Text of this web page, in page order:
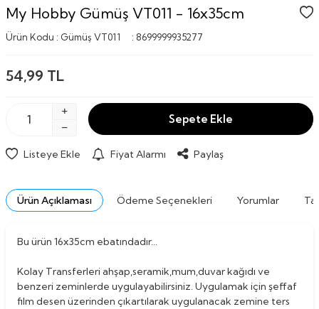
My Hobby Gümüş VT011 - 16x35cm
Ürün Kodu : Gümüş VT011 : 8699999935277
54,99 TL
Sepete Ekle
Listeye Ekle Fiyat Alarmı Paylaş
Ürün Açıklaması Ödeme Seçenekleri Yorumlar
Bu ürün 16x35cm ebatındadır...
Kolay Transferleri ahşap,seramik,mum,duvar kağıdı ve
benzeri zeminlerde uygulayabilirsiniz. Uygulamak için şeffaf
film desen üzerinden çıkartılarak uygulanacak zemine ters